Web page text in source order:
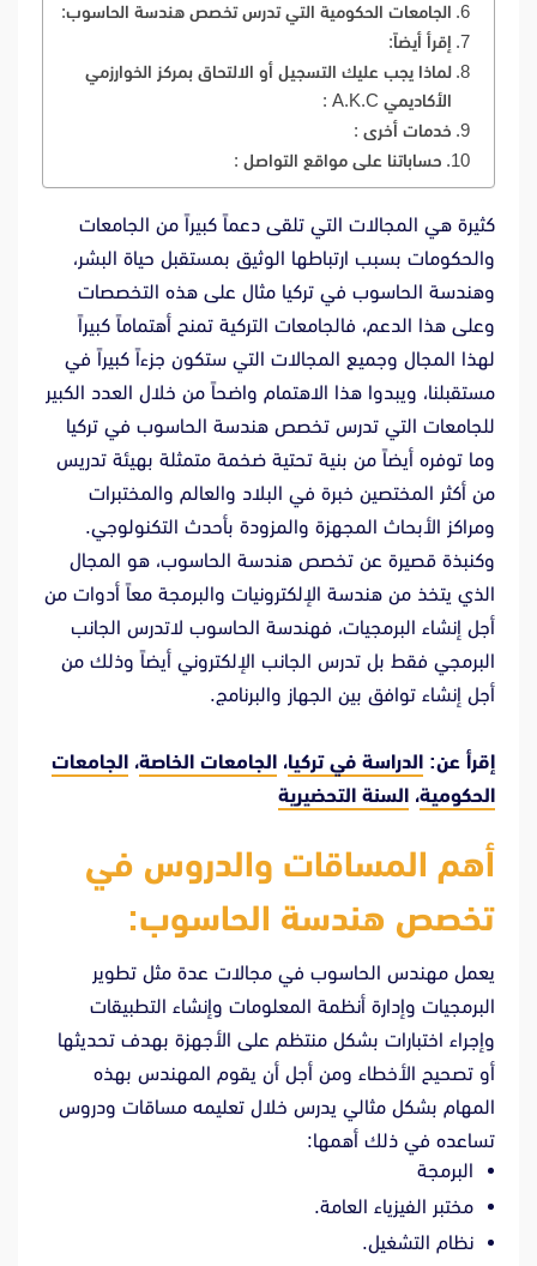
الجامعات الحكومية التي تدرس تخصص هندسة الحاسوب:
إقرأ أيضاً:
لماذا يجب عليك التسجيل أو الالتحاق بمركز الخوارزمي
الأكاديمي A.K.C :
خدمات أخرى :
حساباتنا على مواقع التواصل :
كثيرة هي المجالات التي تلقى دعماً كبيراً من الجامعات
والحكومات بسبب ارتباطها الوثيق بمستقبل حياة البشر،
وهندسة الحاسوب في تركيا مثال على هذه التخصصات
وعلى هذا الدعم، فالجامعات التركية تمنح أهتماماً كبيراً
لهذا المجال وجميع المجالات التي ستكون جزءاً كبيراً في
مستقبلنا، ويبدوا هذا الاهتمام واضحاً من خلال العدد الكبير
للجامعات التي تدرس تخصص هندسة الحاسوب في تركيا
وما توفره أيضاً من بنية تحتية ضخمة متمثلة بهيئة تدريس
من أكثر المختصين خبرة في البلاد والعالم والمختبرات
ومراكز الأبحاث المجهزة والمزودة بأحدث التكنولوجي.
وكنبذة قصيرة عن تخصص هندسة الحاسوب، هو المجال
الذي يتخذ من هندسة الإلكترونيات والبرمجة معاً أدوات من
أجل إنشاء البرمجيات، فهندسة الحاسوب لاتدرس الجانب
البرمجي فقط بل تدرس الجانب الإلكتروني أيضاً وذلك من
أجل إنشاء توافق بين الجهاز والبرنامج.
إقرأ عن: الدراسة في تركيا، الجامعات الخاصة، الجامعات
الحكومية، السنة التحضيرية
أهم المساقات والدروس في
تخصص هندسة الحاسوب:
يعمل مهندس الحاسوب في مجالات عدة مثل تطوير
البرمجيات وإدارة أنظمة المعلومات وإنشاء التطبيقات
وإجراء اختبارات بشكل منتظم على الأجهزة بهدف تحديثها
أو تصحيح الأخطاء ومن أجل أن يقوم المهندس بهذه
المهام بشكل مثالي يدرس خلال تعليمه مساقات ودروس
تساعده في ذلك أهمها:
البرمجة
مختبر الفيزياء العامة.
نظام التشغيل.